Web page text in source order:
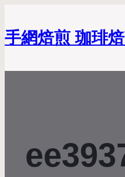
手網焙煎 珈琲